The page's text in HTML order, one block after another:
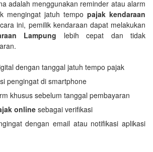
adalah menggunakan reminder atau alarm
mengingat jatuh tempo pajak kendaraan
ini, pemilik kendaraan dapat melakukan
Lampung lebih cepat dan tidak
dengan tanggal jatuh tempo pajak
pengingat di smartphone
khusus sebelum tanggal pembayaran
online sebagai verifikasi
dengan email atau notifikasi aplikasi